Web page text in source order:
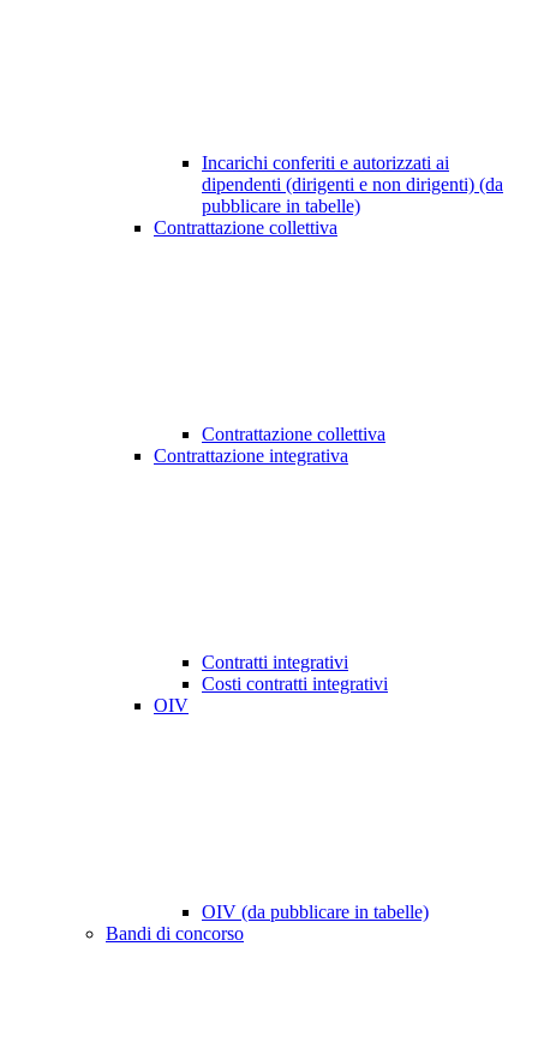
Incarichi conferiti e autorizzati ai
dipendenti (dirigenti e non dirigenti) (da
pubblicare in tabelle)
Contrattazione collettiva
Contrattazione collettiva
Contrattazione integrativa
Contratti integrativi
Costi contratti integrativi
OIV
OIV (da pubblicare in tabelle)
Bandi di concorso